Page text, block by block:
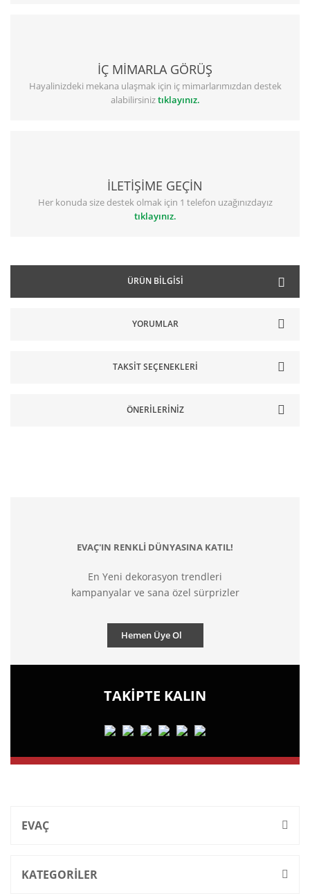
İÇ MİMARLA GÖRÜŞ
Hayalinizdeki mekana ulaşmak için iç mimarlarımızdan destek
alabilirsiniztıklayınız.
İLETİŞİME GEÇİN
Her konuda size destek olmak için 1 telefon uzağınızdayız
tıklayınız.
ÜRÜN BILGISI
YORUMLAR
TAKSIT SEÇENEKLERI
ÖNERILERINIZ
EVAÇ'IN RENKLİ DÜNYASINA KATIL!
En Yeni dekorasyon trendleri
kampanyalar ve sana özel sürprizler
Hemen Üye Ol
TAKİPTE KALIN
EVAÇ
KATEGORİLER